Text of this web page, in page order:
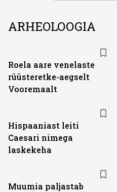
ARHEOLOOGIA
Roela aare venelaste
rüüsteretke-aegselt
Vooremaalt
Hispaaniast leiti
Caesari nimega
laskekeha
Muumia paljastab